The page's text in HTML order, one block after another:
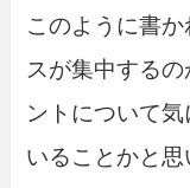
このように書
スが集中する
ントについて
いることかと